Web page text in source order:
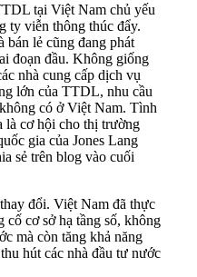
tại Việt Nam chủ yếu
ty viễn thông thúc đẩy.
bán lẻ cũng đang phát
đoạn đầu. Không giống
nhà cung cấp dịch vụ
lớn của TTDL, nhu cầu
có ở Việt Nam. Tình
là cơ hội cho thị trường
gia của Jones Lang
sẻ trên blog vào cuối
đổi. Việt Nam đã thực
cố cơ sở hạ tầng số, không
mà còn tăng khả năng
hút các nhà đầu tư nước